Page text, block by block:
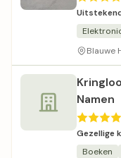
Blauwe
Namen
Gezellige
prijzen.
Boeken